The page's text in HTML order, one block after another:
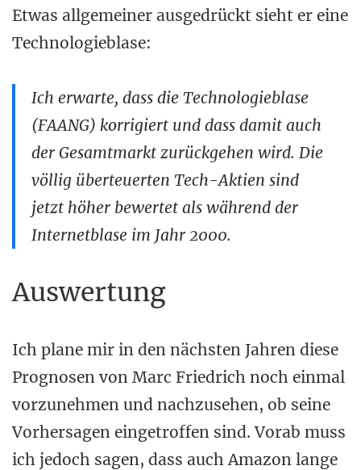
Etwas allgemeiner ausgedrückt sieht er eine
Technologieblase:
Ich erwarte, dass die Technologieblase
(FAANG) korrigiert und dass damit auch
der Gesamtmarkt zurückgehen wird. Die
völlig überteuerten Tech-Aktien sind
jetzt höher bewertet als während der
Internetblase im Jahr 2000.
Auswertung
Ich plane mir in den nächsten Jahren diese
Prognosen von Marc Friedrich noch einmal
vorzunehmen und nachzusehen, ob seine
Vorhersagen eingetroffen sind. Vorab muss
ich jedoch sagen, dass auch Amazon lange